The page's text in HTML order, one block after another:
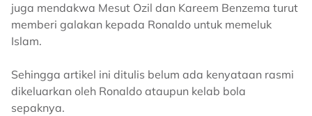
juga mendakwa Mesut Ozil dan Kareem Benzema turut
memberi galakan kepada Ronaldo untuk memeluk
Islam.
Sehingga artikel ini ditulis belum ada kenyataan rasmi
dikeluarkan oleh Ronaldo ataupun kelab bola
sepaknya.